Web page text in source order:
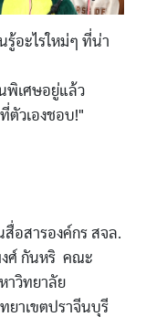
รู้อะไรใหม่ๆ ที่น่า
พิเศษอยู่แล้ว
ตัวเองชอบ!"
อสารองค์กร สจล.
ศ์ กันหริ คณะ
าวิทยาลัย
ยาเขตปราจีนบุรี